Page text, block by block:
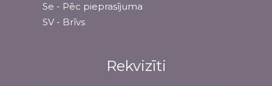
Se - Pēc pieprasījuma
SV - Brīvs
Rekvizīti